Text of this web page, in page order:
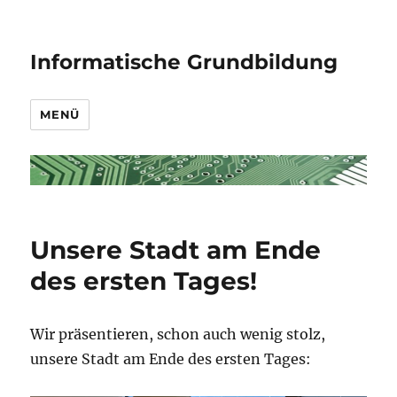
Informatische Grundbildung
MENÜ
Unsere Stadt am Ende
des ersten Tages!
Wir präsentieren, schon auch wenig stolz,
unsere Stadt am Ende des ersten Tages: